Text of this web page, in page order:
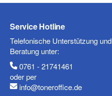
Mobiltelefon
Service Hotline
Telefonische Unterstützung und
Beratung unter:
0761 - 21741461
oder per
info@toneroffice.de